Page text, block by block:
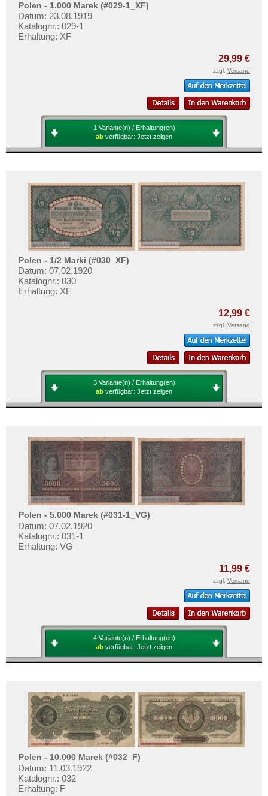
Polen - 1.000 Marek (#029-1_XF)
Datum: 23.08.1919
Katalognr.: 029-1
Erhaltung: XF
29,99 €
zzgl. Versand
1 Variante(n) / Erhaltung(en)
ab verfügbar: Jetzt zeigen
Polen - 1/2 Marki (#030_XF)
Datum: 07.02.1920
Katalognr.: 030
Erhaltung: XF
12,99 €
zzgl. Versand
3 Variante(n) / Erhaltung(en)
ab verfügbar: Jetzt zeigen
Polen - 5.000 Marek (#031-1_VG)
Datum: 07.02.1920
Katalognr.: 031-1
Erhaltung: VG
11,99 €
zzgl. Versand
4 Variante(n) / Erhaltung(en)
ab verfügbar: Jetzt zeigen
Polen - 10.000 Marek (#032_F)
Datum: 11.03.1922
Katalognr.: 032
Erhaltung: F